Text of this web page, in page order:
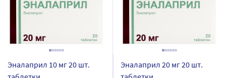
Эналаприл 10 мг 20 шт.
Эналаприл 20 мг 20 шт.